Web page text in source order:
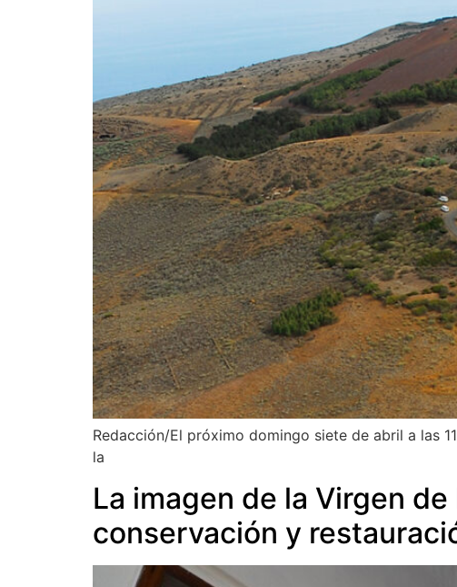
Redacción/El próximo domingo siete de abril a las
la
La imagen de la Virgen
conservación y